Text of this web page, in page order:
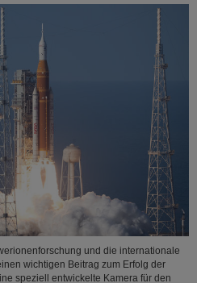
und die internationale
wichtigen Beitrag zum Erfolg der
speziell entwickelte Kamera für den